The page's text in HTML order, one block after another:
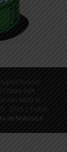
Director
DNM-INPI
4600 ©
- 2025 | Todos
de Noticias X